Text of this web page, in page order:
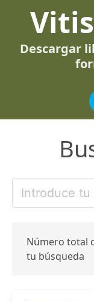
Descargar
Número total
tu búsqueda